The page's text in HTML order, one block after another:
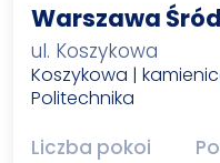
Warszawa
ul. Koszykowa
Koszykowa |
Politechnika
Liczba pokoi